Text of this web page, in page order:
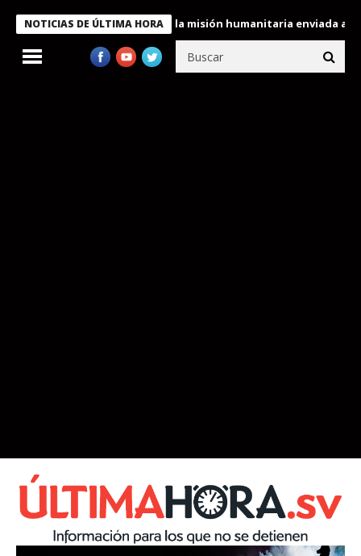
NOTICIAS DE ÚLTIMA HORA
a miembros de la misión humanitaria enviada a Venezuela